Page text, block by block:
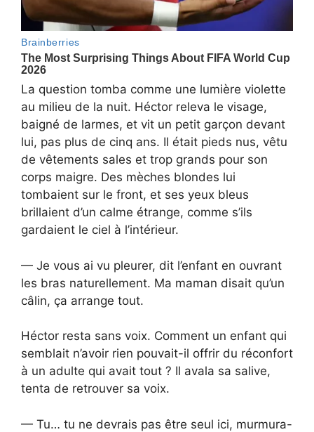
La question tomba comme une lumière violette
au milieu de la nuit. Héctor releva le visage,
baigné de larmes, et vit un petit garçon devant
lui, pas plus de cinq ans. Il était pieds nus, vêtu
de vêtements sales et trop grands pour son
corps maigre. Des mèches blondes lui
tombaient sur le front, et ses yeux bleus
brillaient d’un calme étrange, comme s’ils
gardaient le ciel à l’intérieur.
— Je vous ai vu pleurer, dit l’enfant en ouvrant
les bras naturellement. Ma maman disait qu’un
câlin, ça arrange tout.
Héctor resta sans voix. Comment un enfant qui
semblait n’avoir rien pouvait-il offrir du réconfort
à un adulte qui avait tout ? Il avala sa salive,
tenta de retrouver sa voix.
— Tu… tu ne devrais pas être seul ici, murmura-